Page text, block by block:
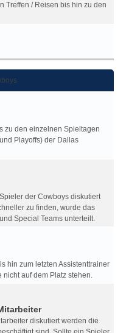
Treffen / Reisen bis hin zu den
zu den einzelnen Spieltagen
Playoffs) der Dallas
der Cowboys diskutiert
zu finden, wurde das
Special Teams unterteilt.
hin zum letzten Assistenttrainer
auf dem Platz stehen.
diskutiert werden die